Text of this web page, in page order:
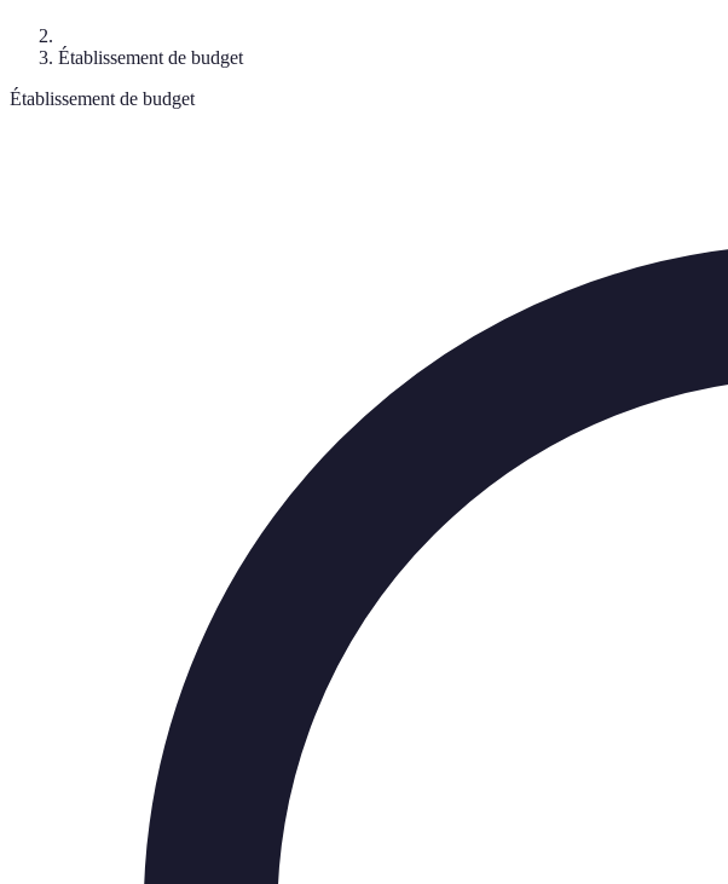
Établissement de budget
Établissement de budget